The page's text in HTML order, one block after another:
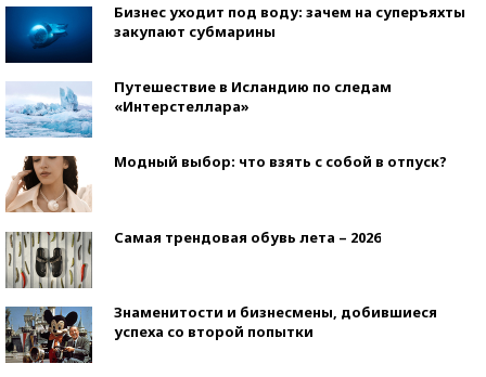
Бизнес уходит под воду: зачем на суперъяхты
закупают субмарины
Путешествие в Исландию по следам
«Интерстеллара»
Модный выбор: что взять с собой в отпуск?
Самая трендовая обувь лета – 2026
Знаменитости и бизнесмены, добившиеся
успеха со второй попытки